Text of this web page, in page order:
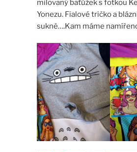
milovaný baťůžek s fotkou
Yonezu. Fialové tričko a
sukně….Kam máme